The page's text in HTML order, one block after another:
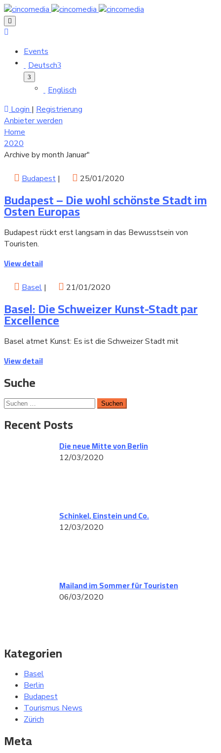
Events
Deutsch
Englisch
Login | Registrierung
Anbieter werden
Home
2020
Archive by month Januar"
Budapest | 25/01/2020
Budapest – Die wohl schönste Stadt im
Osten Europas
Budapest rückt erst langsam in das Bewusstsein von
Touristen.
View detail
Basel | 21/01/2020
Basel: Die Schweizer Kunst-Stadt par
Excellence
Basel atmet Kunst: Es ist die Schweizer Stadt mit
View detail
Suche
Suchen
Recent Posts
Die neue Mitte von Berlin
12/03/2020
Schinkel, Einstein und Co.
12/03/2020
Mailand im Sommer für Touristen
06/03/2020
Kategorien
Basel
Berlin
Budapest
Tourismus News
Zürich
Meta